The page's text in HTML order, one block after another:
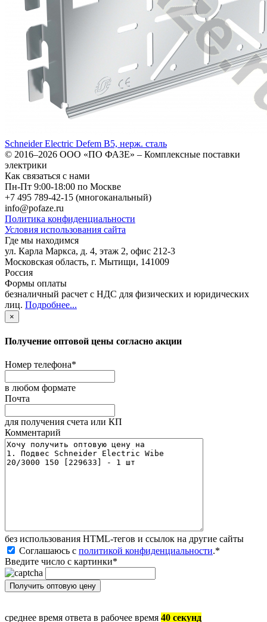
Schneider Electric Defem B5, нерж. сталь
© 2016–2026 ООО «ПО ФАЗЕ» – Комплексные поставки
электрики
Как связаться с нами
Пн-Пт 9:00-18:00 по Москве
+7 495 789-42-15 (многоканальный)
info@pofaze.ru
Политика конфиденциальности
Условия использования сайта
Где мы находимся
ул. Карла Маркса, д. 4, этаж 2, офис 212-3
Московская область, г. Мытищи, 141009
Россия
Формы оплаты
безналичный расчет с НДС для физических и юридических
лиц. Подробнее...
×
Получение оптовой цены согласно акции
Номер телефона*
в любом формате
Почта
для получения счета или КП
Комментарий
без иcпользования HTML-тегов и ссылок на другие сайты
Соглашаюсь с политикой конфиденциальности.*
Введите число с картинки*
среднее время ответа в рабочее время 40 секунд